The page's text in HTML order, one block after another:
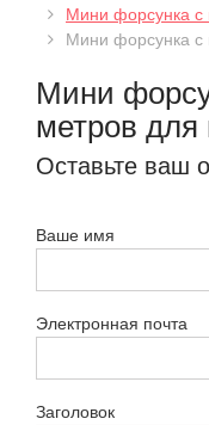
Мини форсунка с
Мини форсунка с
Мини
метров для
Оставьте ваш
Ваше имя
Электронная почта
Заголовок